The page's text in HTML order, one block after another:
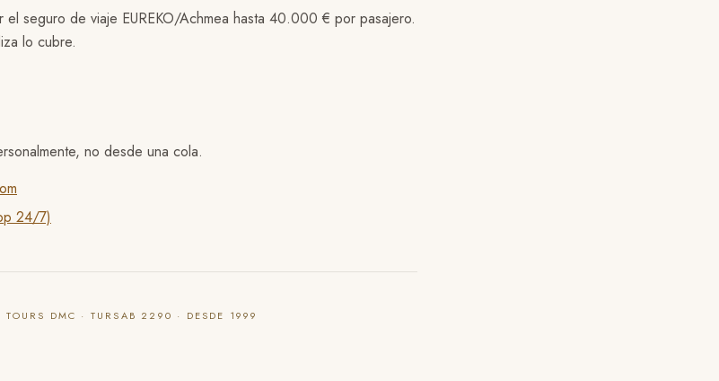
el seguro de viaje EUREKO/Achmea hasta 40.000 € por pasajero.
lo cubre.
no desde una cola.
24/7)
TOURS DMC · TURSAB 2290 · DESDE 1999